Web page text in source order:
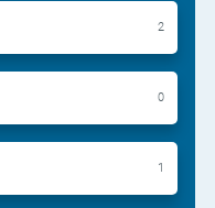
2
0
1